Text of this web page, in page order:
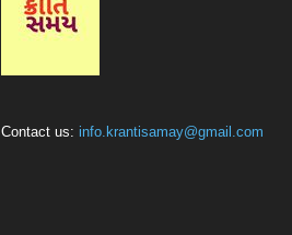
Contact us: info.krantisamay@gmail.com